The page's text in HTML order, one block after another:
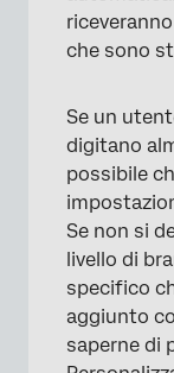
che sono
Se un
digitano
possibile
Se non si
livello di
specifico
aggiunto
saperne di